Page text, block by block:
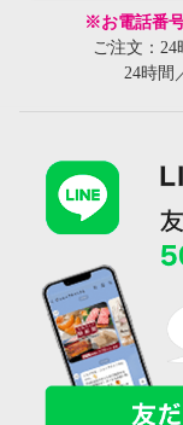
※お電話番
ご注文：
24時間